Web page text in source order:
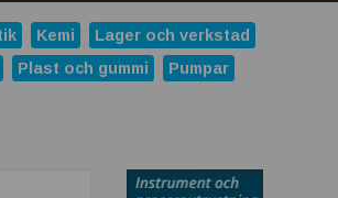
Kemi
Lager och verkstad
Plast och gummi
Pumpar